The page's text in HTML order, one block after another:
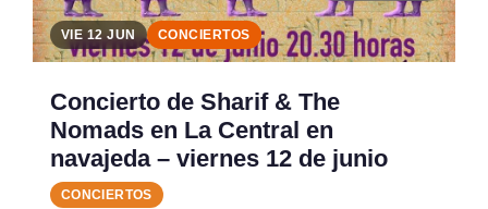
VIE 12 JUN CONCIERTOS
Concierto de Sharif & The
Nomads en La Central en
navajeda – viernes 12 de junio
CONCIERTOS